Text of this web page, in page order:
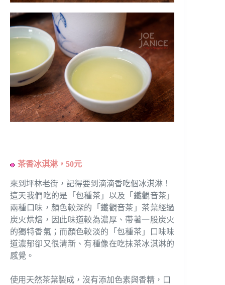
茶香冰淇淋，50元
來到坪林老街，記得要到滴滴香吃個冰淇淋！
這天我們吃的是「包種茶」以及「鐵觀音茶」
兩種口味，顏色較深的「鐵觀音茶」茶葉經過
炭火烘焙，因此味道較為濃厚、帶著一股炭火
的獨特香氣；而顏色較淡的「包種茶」口味味
道濃郁卻又很清新、有種像在吃抹茶冰淇淋的
感覺。
使用天然茶葉製成，沒有添加色素與香精，口